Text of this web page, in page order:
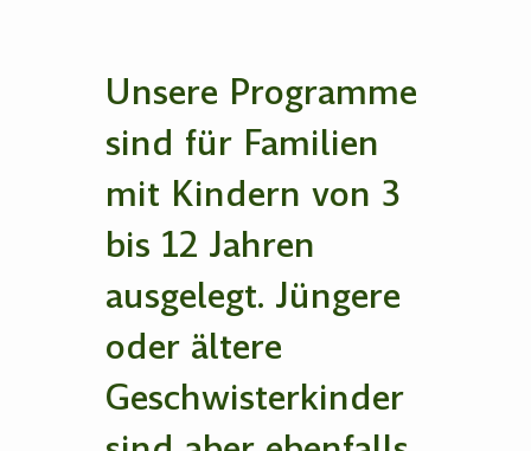
Unsere Programme
sind für Familien
mit Kindern von 3
bis 12 Jahren
ausgelegt. Jüngere
oder ältere
Geschwisterkinder